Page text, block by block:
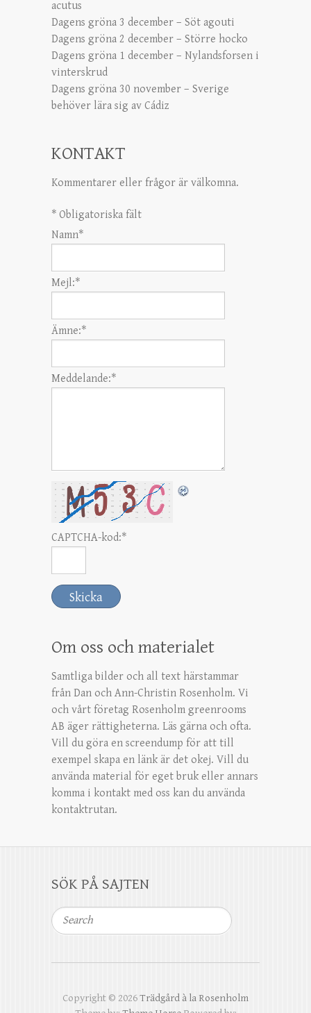
acutus
Dagens gröna 3 december – Söt agouti
Dagens gröna 2 december – Större hocko
Dagens gröna 1 december – Nylandsforsen i
vinterskrud
Dagens gröna 30 november – Sverige
behöver lära sig av Cádiz
KONTAKT
Kommentarer eller frågor är välkomna.
* Obligatoriska fält
Namn*
Mejl:*
Ämne:*
Meddelande:*
CAPTCHA-kod:*
Om oss och materialet
Samtliga bilder och all text härstammar
från Dan och Ann-Christin Rosenholm. Vi
och vårt företag Rosenholm greenrooms
AB äger rättigheterna. Läs gärna och ofta.
Vill du göra en screendump för att till
exempel skapa en länk är det okej. Vill du
använda material för eget bruk eller annars
komma i kontakt med oss kan du använda
kontaktrutan.
SÖK PÅ SAJTEN
Search
Copyright © 2026Trädgård à la Rosenholm